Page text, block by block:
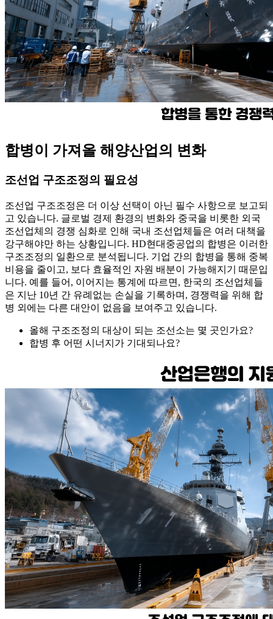
합병이 가져올 해양산업의 변화
조선업 구조조정의 필요성
조선업 구조조정은 더 이상 선택이 아닌 필수 사항으로 보고되
고 있습니다. 글로벌 경제 환경의 변화와 중국을 비롯한 외국
조선업체의 경쟁 심화로 인해 국내 조선업체들은 여러 대책을
강구해야만 하는 상황입니다. HD현대중공업의 합병은 이러한
구조조정의 일환으로 분석됩니다. 기업 간의 합병을 통해 중복
비용을 줄이고, 보다 효율적인 자원 배분이 가능해지기 때문입
니다. 예를 들어, 이어지는 통계에 따르면, 한국의 조선업체들
은 지난 10년 간 유례없는 손실을 기록하며, 경쟁력을 위해 합
병 외에는 다른 대안이 없음을 보여주고 있습니다.
올해 구조조정의 대상이 되는 조선소는 몇 곳인가요?
합병 후 어떤 시너지가 기대되나요?